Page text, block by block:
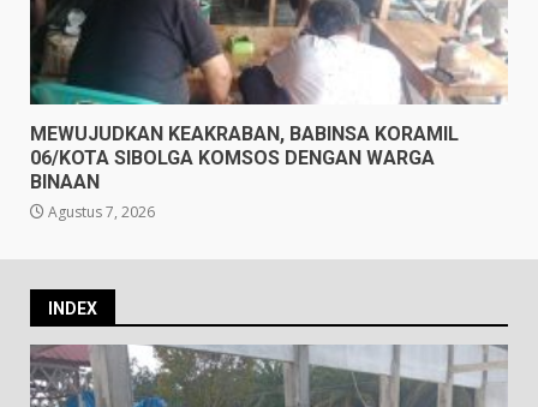
MEWUJUDKAN KEAKRABAN, BABINSA KORAMIL
06/KOTA SIBOLGA KOMSOS DENGAN WARGA
BINAAN
Agustus 7, 2026
INDEX